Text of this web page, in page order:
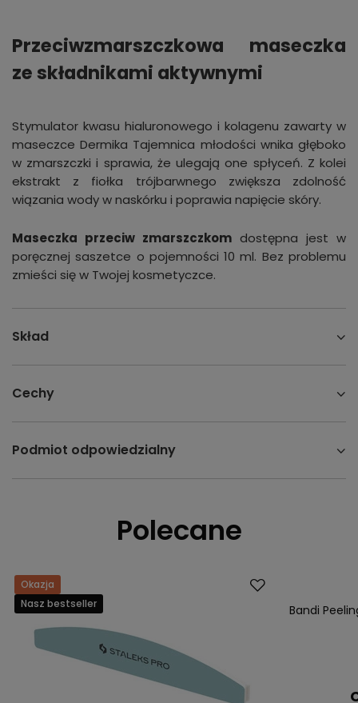
Przeciwzmarszczkowa maseczka
ze składnikami aktywnymi
Stymulator kwasu hialuronowego i kolagenu zawarty w
maseczce Dermika Tajemnica młodości wnika głęboko
w zmarszczki i sprawia, że ulegają one spłyceń. Z kolei
ekstrakt z fiołka trójbarwnego zwiększa zdolność
wiązania wody w naskórku i poprawia napięcie skóry.
Maseczka przeciw zmarszczkom dostępna jest w
poręcznej saszetce o pojemności 10 ml. Bez problemu
zmieści się w Twojej kosmetyczce.
Skład
Cechy
Podmiot odpowiedzialny
Polecane
Okazja
Nasz bestseller
Bandi